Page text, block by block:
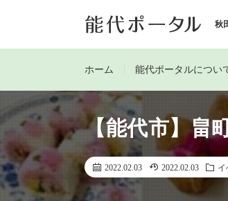
秋
ホーム 能代ポータルについ
【能代市】畠
2022.02.03 2022.02.03 イ